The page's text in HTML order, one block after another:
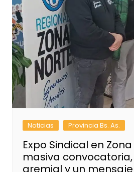
Noticias Provincia Bs. As.
Expo Sindical en
masiva
gremial y un